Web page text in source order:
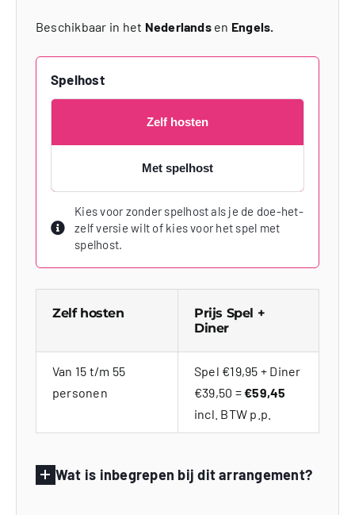
Beschikbaar in het Nederlandsen Engels.
Spelhost
Zelf hosten
Met spelhost
Kies voor zonder spelhost als je de doe-het-
zelf versie wilt of kies voor het spel met
spelhost.
Zelf hosten
Prijs Spel +
Diner
Van 15 t/m 55
personen
Spel €19,95 + Diner
€39,50 =€59,45
incl. BTW p.p.
Wat is inbegrepen bij dit arrangement?